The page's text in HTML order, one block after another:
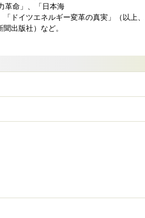
革命」、「日本海
ドイツエネルギー変革の真実」（以上
出版社）など。